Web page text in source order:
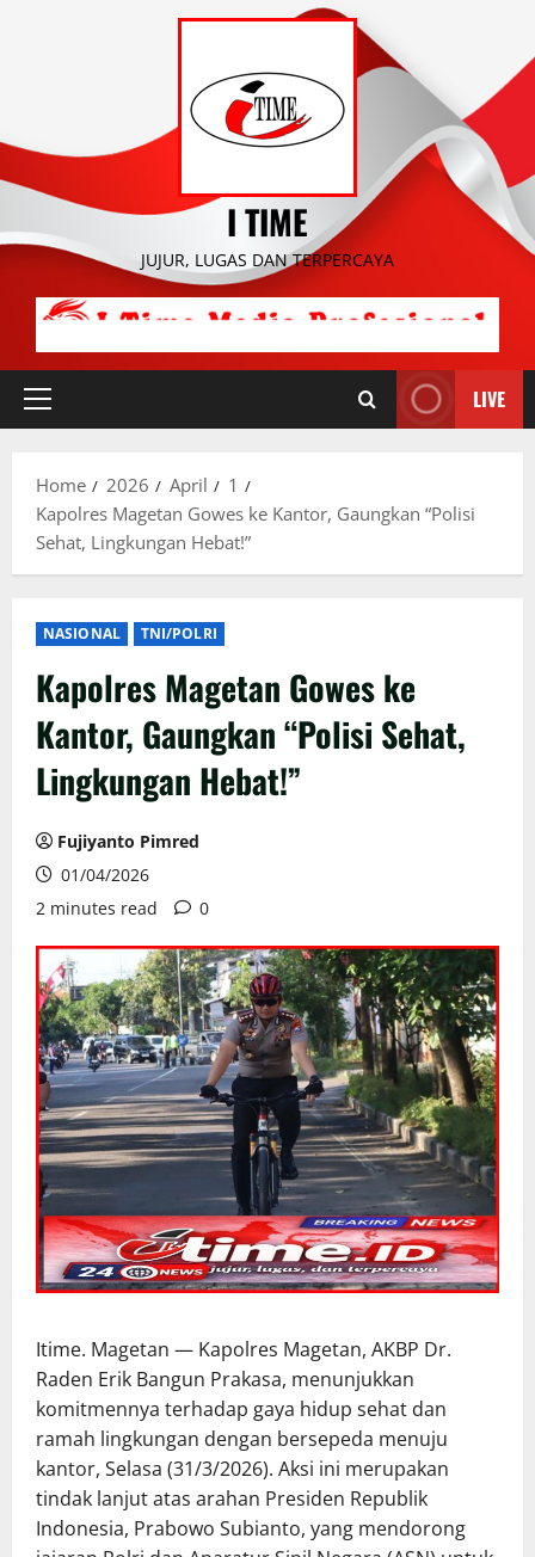
I TIME
JUJUR, LUGAS DAN TERPERCAYA
Primary
LIVE
Home 2026 April
1
Kapolres Magetan Gowes ke Kantor, Gaungkan “Polisi
Sehat, Lingkungan Hebat!”
NASIONAL TNI/POLRI
Kapolres Magetan Gowes ke
Kantor, Gaungkan “Polisi Sehat,
Lingkungan Hebat!”
Fujiyanto Pimred
01/04/2026
2 minutes read
0
Itime. Magetan — Kapolres Magetan, AKBP Dr.
Raden Erik Bangun Prakasa, menunjukkan
komitmennya terhadap gaya hidup sehat dan
ramah lingkungan dengan bersepeda menuju
kantor, Selasa (31/3/2026). Aksi ini merupakan
tindak lanjut atas arahan Presiden Republik
Indonesia, Prabowo Subianto, yang mendorong